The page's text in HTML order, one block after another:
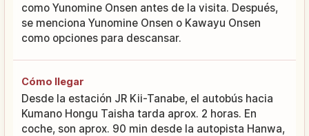
como Yunomine Onsen antes de la visita. Después,
se menciona Yunomine Onsen o Kawayu Onsen
como opciones para descansar.
Cómo llegar
Desde la estación JR Kii-Tanabe, el autobús hacia
Kumano Hongu Taisha tarda aprox. 2 horas. En
coche, son aprox. 90 min desde la autopista Hanwa,